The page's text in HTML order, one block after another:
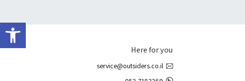
Here for you
service@outsiders.co.il